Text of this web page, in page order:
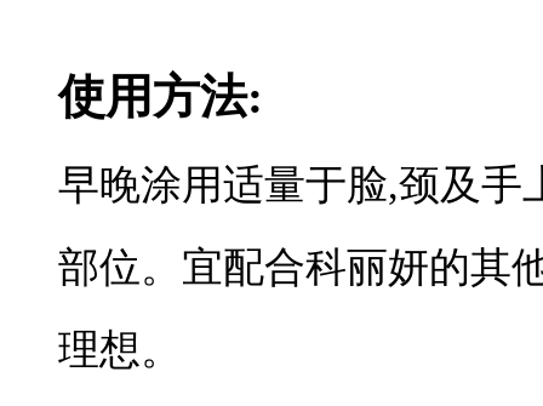
使用方法:
早晚涂用适量于脸,颈及手
部位。宜配合科丽妍的其
理想。